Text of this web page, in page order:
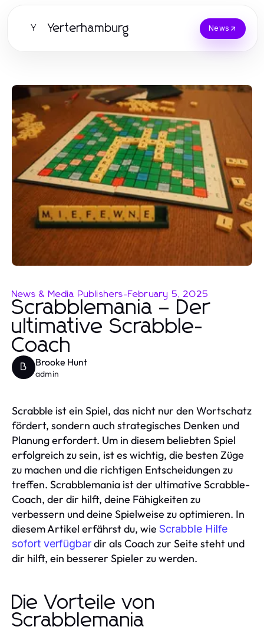
Y Yerterhamburg News
News & Media Publishers-February 5, 2025
Scrabblemania – Der
ultimative Scrabble-
Coach
B Brooke Hunt
admin
Scrabble ist ein Spiel, das nicht nur den Wortschatz
fördert, sondern auch strategisches Denken und
Planung erfordert. Um in diesem beliebten Spiel
erfolgreich zu sein, ist es wichtig, die besten Züge
zu machen und die richtigen Entscheidungen zu
treffen. Scrabblemania ist der ultimative Scrabble-
Coach, der dir hilft, deine Fähigkeiten zu
verbessern und deine Spielweise zu optimieren. In
diesem Artikel erfährst du, wie Scrabble Hilfe
sofort verfügbardir als Coach zur Seite steht und
dir hilft, ein besserer Spieler zu werden.
Die Vorteile von
Scrabblemania